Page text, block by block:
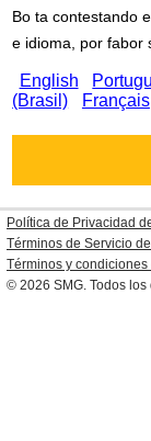
Bo ta contestando
e idioma, por fabor
English
(Brasil)
Français
Política de Privacidad
Términos de Servicio
Términos y condiciones
© 2026 SMG . Todos